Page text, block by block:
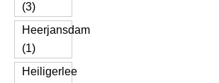
(3)
Heerjansdam
(1)
Heiligerlee